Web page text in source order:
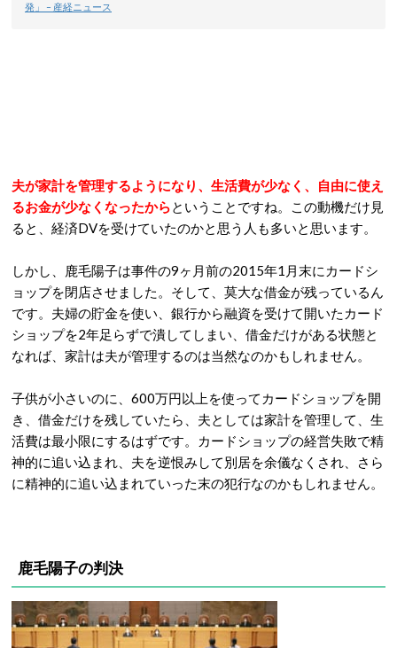
発」 – 産経ニュース
夫が家計を管理するようになり、生活費が少なく、自由に使え
るお金が少なくなったからということですね。この動機だけ見
ると、経済DVを受けていたのかと思う人も多いと思います。
しかし、鹿毛陽子は事件の9ヶ月前の2015年1月末にカードシ
ョップを閉店させました。そして、莫大な借金が残っているん
です。夫婦の貯金を使い、銀行から融資を受けて開いたカード
ショップを2年足らずで潰してしまい、借金だけがある状態と
なれば、家計は夫が管理するのは当然なのかもしれません。
子供が小さいのに、600万円以上を使ってカードショップを開
き、借金だけを残していたら、夫としては家計を管理して、生
活費は最小限にするはずです。カードショップの経営失敗で精
神的に追い込まれ、夫を逆恨みして別居を余儀なくされ、さら
に精神的に追い込まれていった末の犯行なのかもしれません。
鹿毛陽子の判決